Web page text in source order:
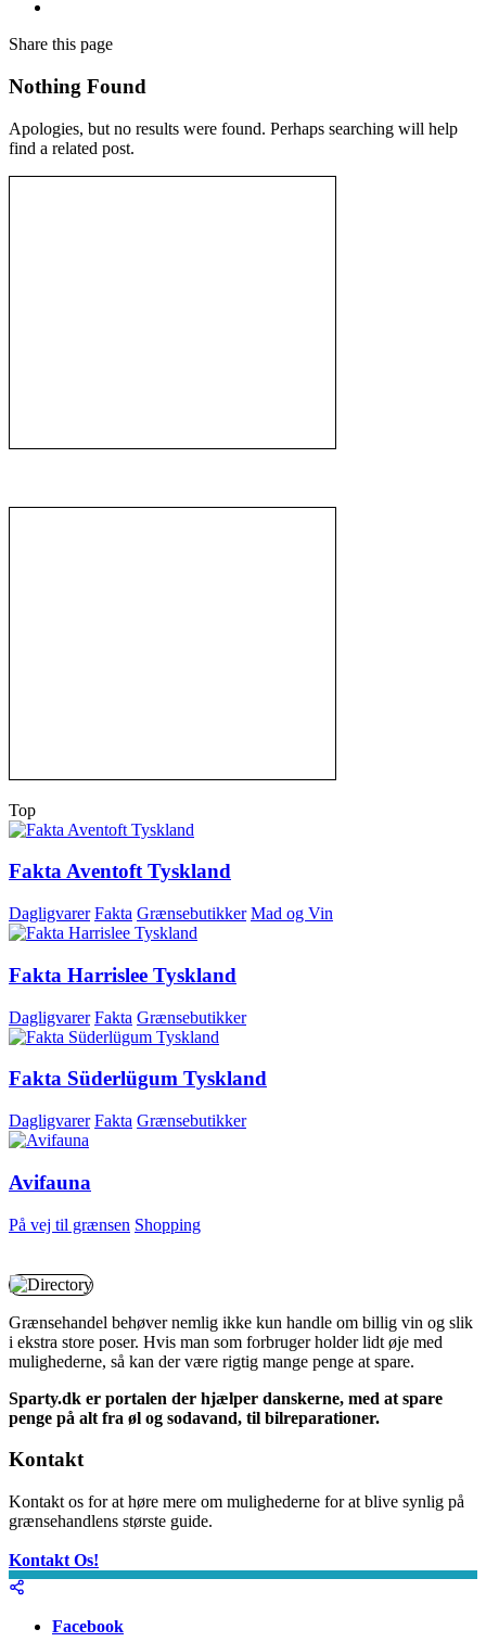
Share this page
Nothing Found
Apologies, but no results were found. Perhaps searching will help
find a related post.
Top
Fakta Aventoft Tyskland
Dagligvarer Fakta Grænsebutikker Mad og Vin
Fakta Harrislee Tyskland
Dagligvarer Fakta Grænsebutikker
Fakta Süderlügum Tyskland
Dagligvarer Fakta Grænsebutikker
Avifauna
På vej til grænsen Shopping
Grænsehandel behøver nemlig ikke kun handle om billig vin og slik
i ekstra store poser. Hvis man som forbruger holder lidt øje med
mulighederne, så kan der være rigtig mange penge at spare.
Sparty.dk er portalen der hjælper danskerne, med at spare
penge på alt fra øl og sodavand, til bilreparationer.
Kontakt
Kontakt os for at høre mere om mulighederne for at blive synlig på
grænsehandlens største guide.
Kontakt Os!
Facebook